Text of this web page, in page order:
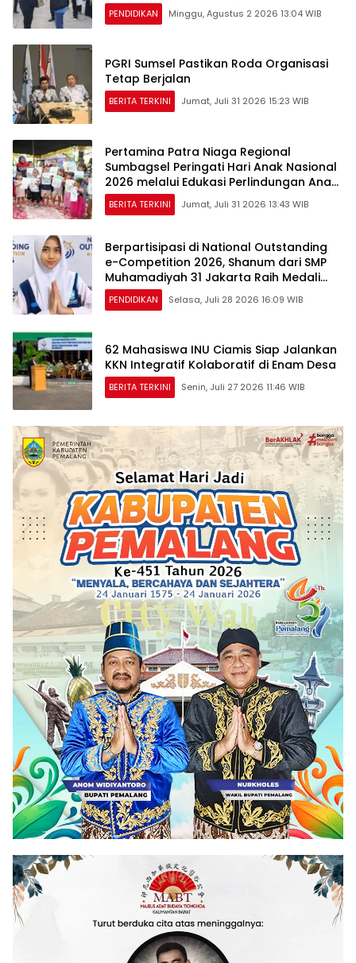
PENDIDIKAN Minggu, Agustus 2 2026 13:04 WIB
PGRI Sumsel Pastikan Roda Organisasi
Tetap Berjalan
BERITA TERKINI Jumat, Juli 31 2026 15:23 WIB
Pertamina Patra Niaga Regional
Sumbagsel Peringati Hari Anak Nasional
2026 melalui Edukasi Perlindungan Anak
dan Penguatan Posyandu
BERITA TERKINI Jumat, Juli 31 2026 13:43 WIB
Berpartisipasi di National Outstanding
e-Competition 2026, Shanum dari SMP
Muhamadiyah 31 Jakarta Raih Medali
Emas dan Perak
PENDIDIKAN Selasa, Juli 28 2026 16:09 WIB
62 Mahasiswa INU Ciamis Siap Jalankan
KKN Integratif Kolaboratif di Enam Desa
BERITA TERKINI Senin, Juli 27 2026 11:46 WIB